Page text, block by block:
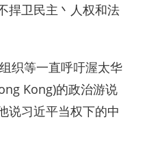
捍卫民主丶人权和法
织等一直呼吁渥太华
Kong)的政治游说
说习近平当权下的中